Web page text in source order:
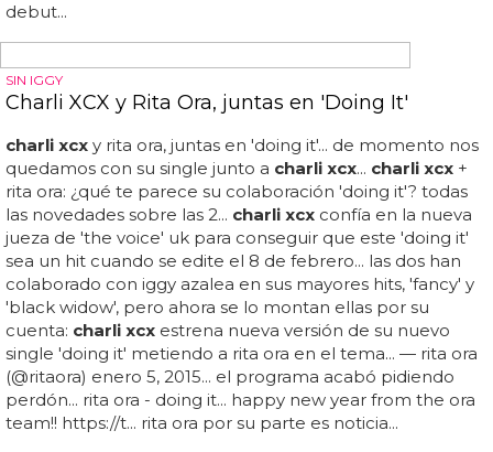
australobritánica es un featuring como tal, como
podemos comprobar en la portada del single, un dibujo
sabemos si pretenden emular el éxito de 'i love it', pero
esperamos un club banger con mucha tralla, estribillo
pegadizo y un buen rap por parte de azalea... notición:
dos de nuestras pop stars favoritas y con más proyección
en 2014 se unen para uno de los singles del año: iggy
azalea lanza a finales de semana 'fancy', el single
presentación de 'the new classic', su esperadísimo álbum
debut...